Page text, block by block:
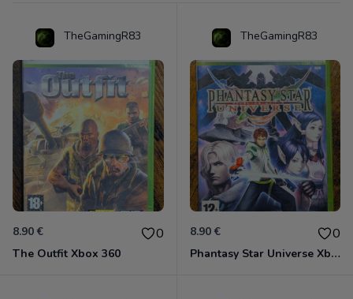
TheGamingR83
8.90 € 0
The Outfit Xbox 360
TheGamingR83
8.90 € 0
Phantasy Star Universe Xbox 360